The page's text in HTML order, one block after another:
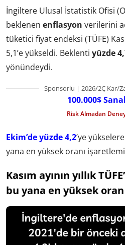
İngiltere Ulusal İstatistik Ofisi
beklenen enflasyon verilerini
tüketici fiyat endeksi (TÜFE)
5,1’e yükseldi. Beklenti yüzde
yönündeydi.
Sponsorlu | 2026/2Ç Kar/
100.000$
Risk Almadan
Ekim’de yüzde 4,2’ye
yana en yüksek oranı
Kasım ayının yıllık
bu yana en yüksek